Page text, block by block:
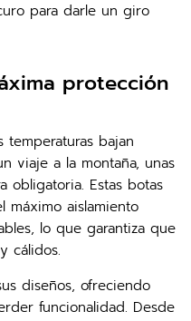
para darle un giro
protección
temperaturas bajan
viaje a la montaña, unas
obligatoria. Estas botas
máximo aislamiento
lo que garantiza que
cálidos.
diseños, ofreciendo
funcionalidad. Desde